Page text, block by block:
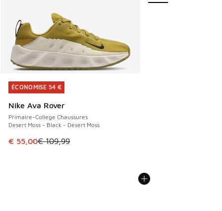
ÉCONOMISE 54 €
Nike Ava Rover
Primaire-College Chaussures
Desert Moss - Black - Desert Moss
Cet article est en promotion. Prix en baisse de € 109,99 à
€ 55,00€ 109,99
ÉCONOMISE 54 €